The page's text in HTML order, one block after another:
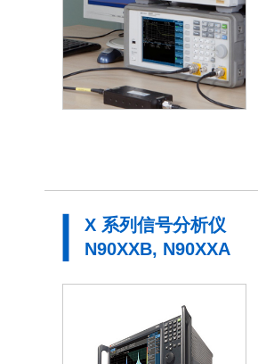
X 系列信号分析仪
N90XXB, N90XXA